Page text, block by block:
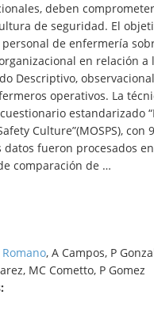
deben
de seguridad. El
de enfermería
en relación a
Descriptivo,
operativos. La
estandarizado
Culture”(MOSPS), con
datos fueron procesados
comparación de …
Romano, A Campos, P
MC Cometto, P Gomez